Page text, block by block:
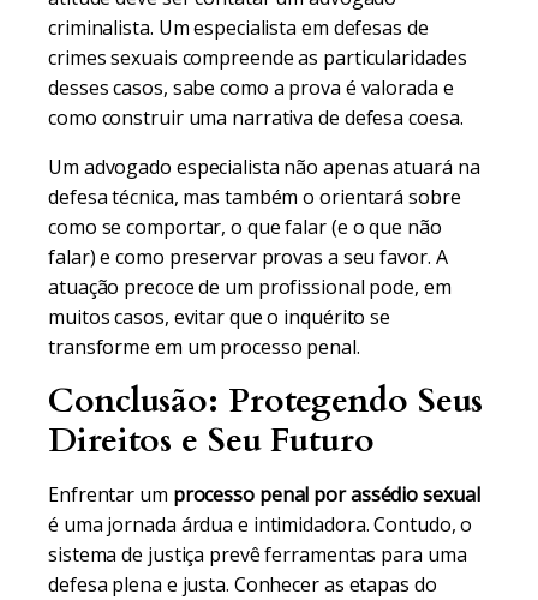
criminalista. Um especialista em defesas de
crimes sexuais compreende as particularidades
desses casos, sabe como a prova é valorada e
como construir uma narrativa de defesa coesa.
Um advogado especialista não apenas atuará na
defesa técnica, mas também o orientará sobre
como se comportar, o que falar (e o que não
falar) e como preservar provas a seu favor. A
atuação precoce de um profissional pode, em
muitos casos, evitar que o inquérito se
transforme em um processo penal.
Conclusão: Protegendo Seus
Direitos e Seu Futuro
Enfrentar um processo penal por assédio sexual
é uma jornada árdua e intimidadora. Contudo, o
sistema de justiça prevê ferramentas para uma
defesa plena e justa. Conhecer as etapas do